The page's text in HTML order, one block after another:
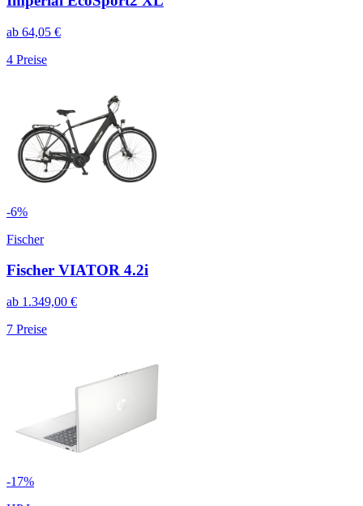
ab 64,05 €
4 Preise
-6%
Fischer
Fischer VIATOR 4.2i
ab 1.349,00 €
7 Preise
-17%